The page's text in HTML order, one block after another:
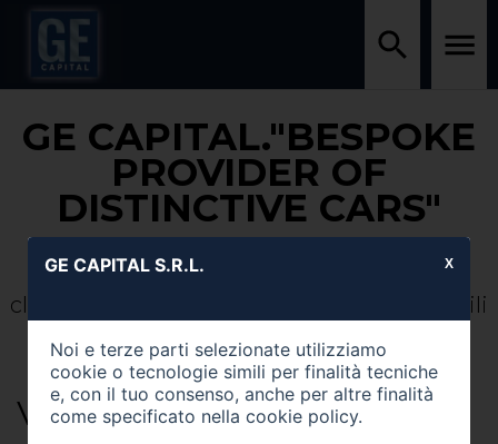
GE CAPITAL."BESPOKE
PROVIDER OF
DISTINCTIVE CARS"
Ascoltiamo, Consigliamo e Guidiamo il
cliente tra un ampio ventaglio di automobili
nuove e usate di alta gamma
Vetrina
GE CAPITAL S.R.L.
Noi e terze parti selezionate utilizziamo
cookie o tecnologie simili per finalità tecniche
e, con il tuo consenso, anche per altre finalità
come specificato nella cookie policy.
X